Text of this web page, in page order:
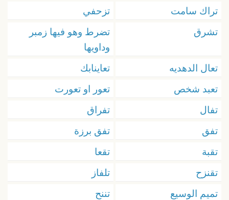
تراك سامت
تزحفي
تشرق
تضرط وهو فيها زمبر
وداويها
تعال الدهديه
تعاينابك
تعبد شخص
تعور او تعورت
تفال
تفراق
تفق
تفق برزة
تقبة
تقعا
تقنزح
تلفاز
تميم الوسيع
تننح